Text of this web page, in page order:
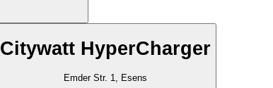
Citywatt HyperCharger
Emder Str. 1, Esens